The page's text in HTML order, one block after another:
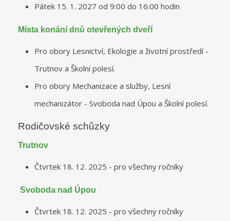
Pátek 15. 1. 2027 od 9:00 do 16:00 hodin
Místa konání dnů otevřených dveří
Pro obory Lesnictví, Ekologie a životní prostředí -
Trutnov a Školní polesí.
Pro obory Mechanizace a služby, Lesní
mechanizátor - Svoboda nad Úpou a Školní polesí.
Rodičovské schůzky
Trutnov
Čtvrtek 18. 12. 2025 - pro všechny ročníky
Svoboda nad Úpou
Čtvrtek 18. 12. 2025 - pro všechny ročníky